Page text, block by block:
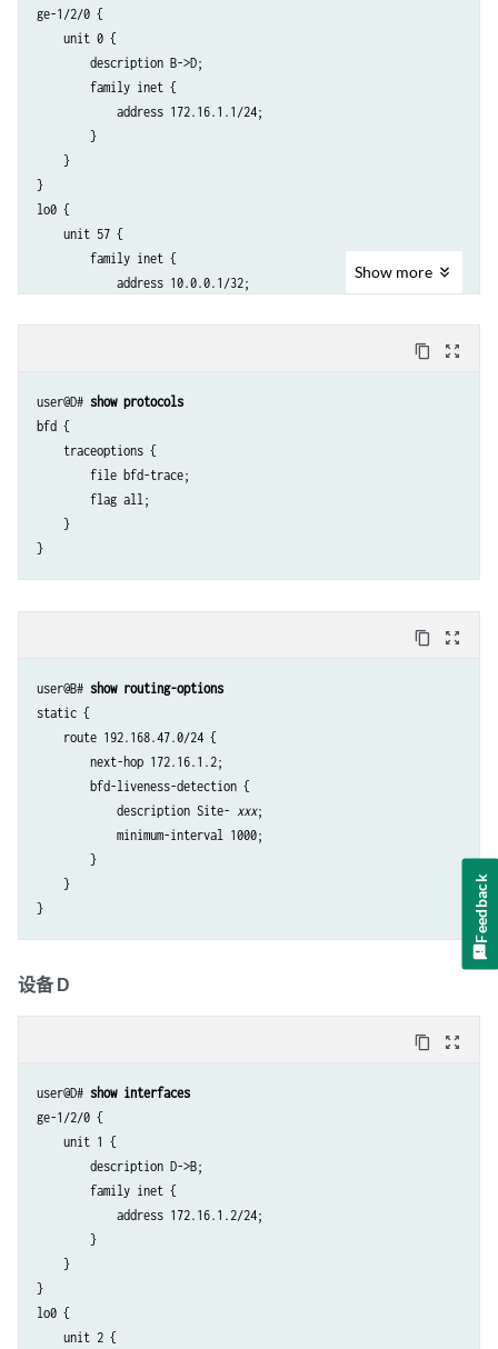
ge-1/2/0 {
    unit 0 {
        description B->D;
        family inet {
            address 172.16.1.1/24;
        }
    }
}
lo0 {
    unit 57 {
        family inet {
            address 10.0.0.1/32;
Show more
content_copy zoom_out_map
user@D# show protocols
bfd {
    traceoptions {
        file bfd-trace;
        flag all;
    }
content_copy zoom_out_map
user@B# show routing-options
static {
    route 192.168.47.0/24 {
        next-hop 172.16.1.2;
        bfd-liveness-detection {
            description Site-
xxx;
            minimum-interval 1000;
        }
    }
设备 D
content_copy zoom_out_map
user@D# show interfaces
ge-1/2/0 {
    unit 1 {
        description D->B;
        family inet {
            address 172.16.1.2/24;
        }
    }
}
lo0 {
    unit 2 {
Feedback